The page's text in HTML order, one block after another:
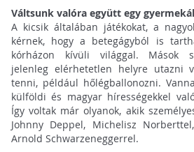
Váltsunk valóra együtt egy
A kicsik általában játékokat, a
kérnek, hogy a betegágyból is
kórházon kívüli világgal. Mások
jelenleg elérhetetlen helyre utazni
tenni, például hőlégballonozni.
külföldi és magyar hírességekkel
Így voltak már olyanok, akik
Johnny Deppel, Michelisz
Arnold Schwarzeneggerrel.